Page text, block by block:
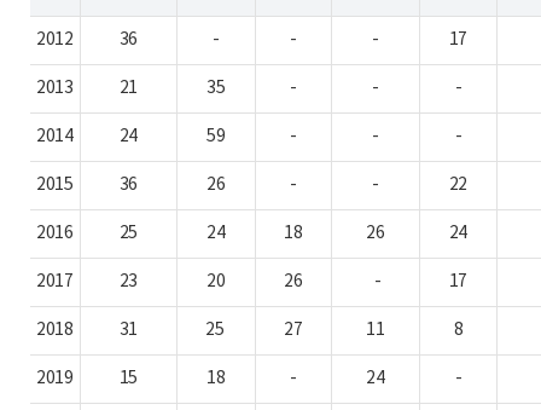
2012 36 - - - 17
2013 21 35 - - -
2014 24 59 - - -
2015 36 26 - - 22
2016 25 24 18 26 24
2017 23 20 26 - 17
2018 31 25 27 11 8
2019 15 18 - 24 -